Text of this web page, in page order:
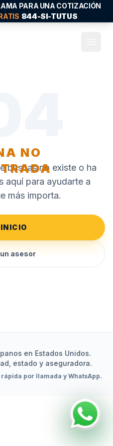
PARA UNA COTIZACIÓN
844-SI-TUTUS
NO
buscas no existe o ha
aquí para ayudarte a
más importa.
asesor
en Estados Unidos.
estado y aseguradora.
por llamada y WhatsApp.